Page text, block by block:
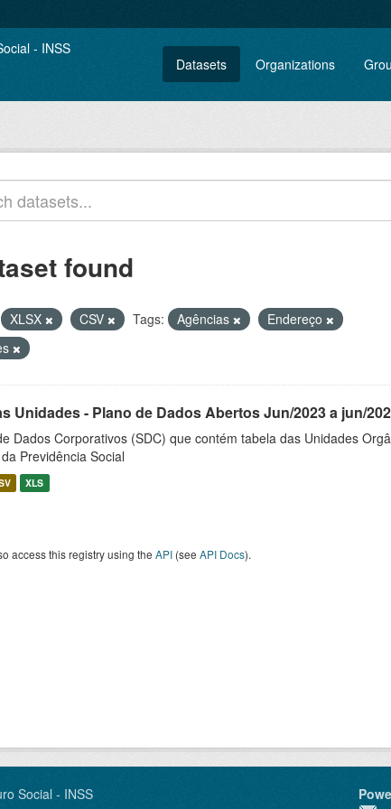
Datasets Organizations
found
XLSX CSV Tags: Agências
Endereço
Unidades - Plano de Dados Abertos Jun/2023 a jun/
Dados Corporativos (SDC) que contém tabela das Unidades
Previdência Social
XLS
access this registry using the API (see API Docs).
Social - INSS